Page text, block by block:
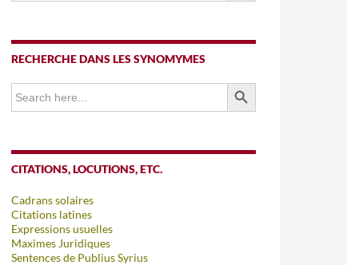
RECHERCHE DANS LES SYNOMYMES
Search
for:
SEARCH BUTTON
CITATIONS, LOCUTIONS, ETC.
Cadrans solaires
Citations latines
Expressions usuelles
Maximes Juridiques
Sentences de Publius Syrius